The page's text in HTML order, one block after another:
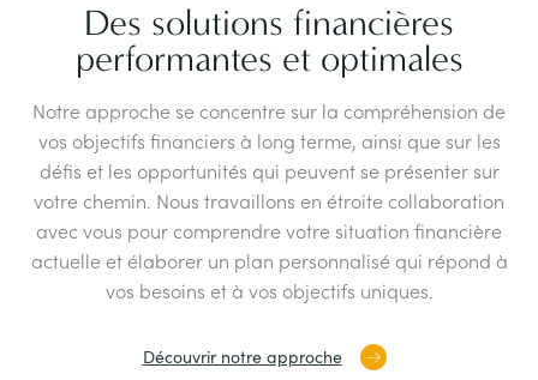
Des solutions financières
performantes et optimales
Notre approche se concentre sur la compréhension de
vos objectifs financiers à long terme, ainsi que sur les
défis et les opportunités qui peuvent se présenter sur
votre chemin. Nous travaillons en étroite collaboration
avec vous pour comprendre votre situation financière
actuelle et élaborer un plan personnalisé qui répond à
vos besoins et à vos objectifs uniques.
Découvrir notre approche